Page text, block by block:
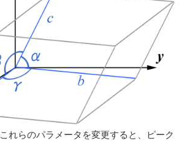
れらのパラメータを変更すると、ピーク